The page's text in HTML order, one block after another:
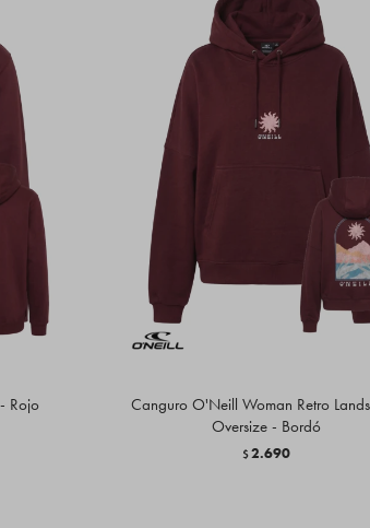
Rojo
Canguro O'Neill Woman Retro
Oversize - Bordó
$2.690